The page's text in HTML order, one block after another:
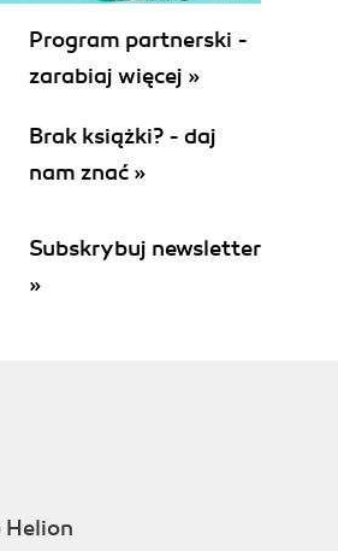
Program partnerski -
zarabiaj więcej »
Brak książki? - daj
nam znać »
Subskrybuj newsletter
»